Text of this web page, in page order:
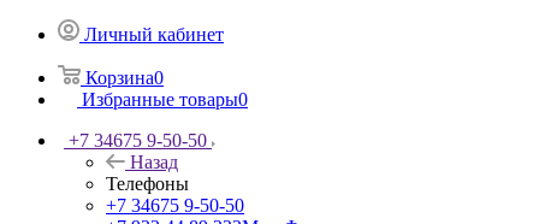
Личный кабинет
Корзина0
Избранные товары0
+7 34675 9-50-50
Назад
Телефоны
+7 34675 9-50-50